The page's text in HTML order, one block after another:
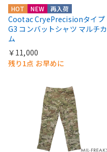
HOT NEW 再入荷
Cootac CryePrecisionタイプ
G3 コンバットシャツ マルチカ
ム
￥11,000
残り1点 お早めに